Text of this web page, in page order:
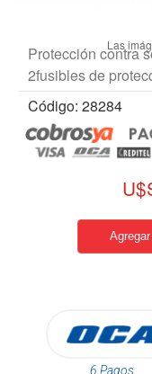
Protección contra
2fusibles de
Código: 28284
6 Pagos